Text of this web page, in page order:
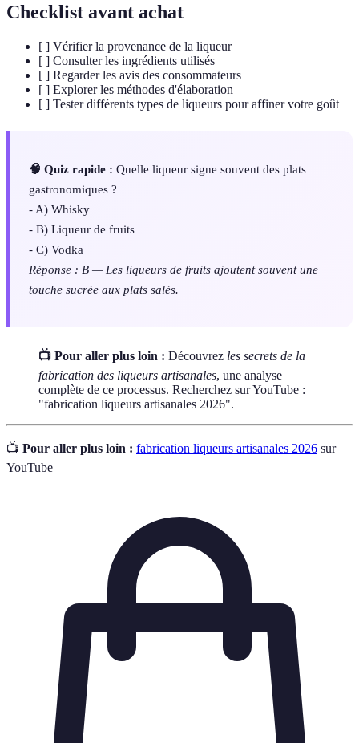
Checklist avant achat
[ ] Vérifier la provenance de la liqueur
[ ] Consulter les ingrédients utilisés
[ ] Regarder les avis des consommateurs
[ ] Explorer les méthodes d'élaboration
[ ] Tester différents types de liqueurs pour affiner votre goût
🧠 Quiz rapide : Quelle liqueur signe souvent des plats
gastronomiques ?
- A) Whisky
- B) Liqueur de fruits
- C) Vodka
Réponse : B — Les liqueurs de fruits ajoutent souvent une
touche sucrée aux plats salés.
📺 Pour aller plus loin : Découvrez les secrets de la
fabrication des liqueurs artisanales, une analyse
complète de ce processus. Recherchez sur YouTube :
"fabrication liqueurs artisanales 2026".
📺 Pour aller plus loin : fabrication liqueurs artisanales 2026 sur
YouTube